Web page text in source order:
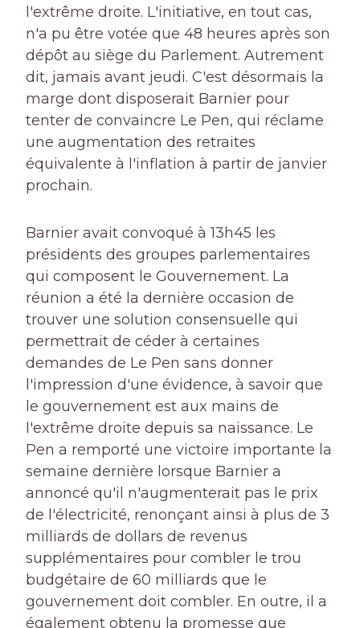
l'extrême droite. L'initiative, en tout cas,
n'a pu être votée que 48 heures après son
dépôt au siège du Parlement. Autrement
dit, jamais avant jeudi. C'est désormais la
marge dont disposerait Barnier pour
tenter de convaincre Le Pen, qui réclame
une augmentation des retraites
équivalente à l'inflation à partir de janvier
prochain.
Barnier avait convoqué à 13h45 les
présidents des groupes parlementaires
qui composent le Gouvernement. La
réunion a été la dernière occasion de
trouver une solution consensuelle qui
permettrait de céder à certaines
demandes de Le Pen sans donner
l'impression d'une évidence, à savoir que
le gouvernement est aux mains de
l'extrême droite depuis sa naissance. Le
Pen a remporté une victoire importante la
semaine dernière lorsque Barnier a
annoncé qu'il n'augmenterait pas le prix
de l'électricité, renonçant ainsi à plus de 3
milliards de dollars de revenus
supplémentaires pour combler le trou
budgétaire de 60 milliards que le
gouvernement doit combler. En outre, il a
également obtenu la promesse que